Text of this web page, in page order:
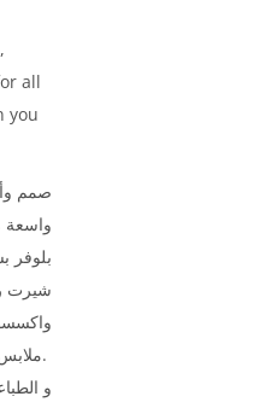
all
you
صمم
واسعة
بلوفر
شيرت
ملابس الأطفال.